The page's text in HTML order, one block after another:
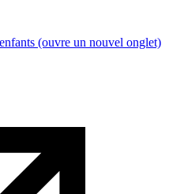
(ouvre un nouvel onglet)